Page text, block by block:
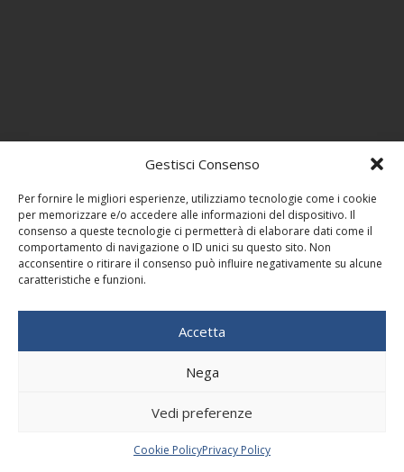
Gestisci Consenso
Per fornire le migliori esperienze, utilizziamo tecnologie come i cookie
per memorizzare e/o accedere alle informazioni del dispositivo. Il
consenso a queste tecnologie ci permetterà di elaborare dati come il
comportamento di navigazione o ID unici su questo sito. Non
acconsentire o ritirare il consenso può influire negativamente su alcune
caratteristiche e funzioni.
Accetta
Nega
Vedi preferenze
Cookie PolicyPrivacy Policy